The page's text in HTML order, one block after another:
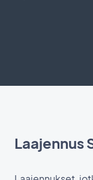
Laajennus